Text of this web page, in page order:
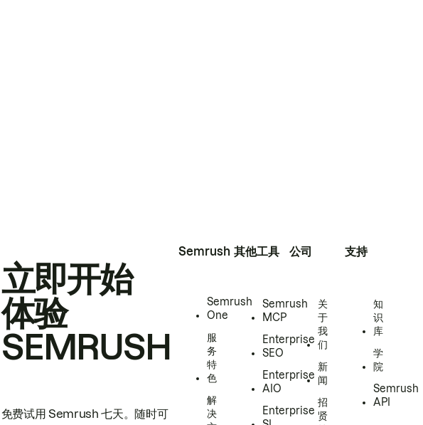
立即开始
体验
SEMRUSH
免费试用 Semrush 七天。随时可
Semrush
Semrush
One
服
务
特
色
解
决
其他工具
Semrush
MCP
Enterprise
SEO
Enterprise
AIO
Enterprise
公司
关
于
我
们
新
闻
招
贤
支持
知
识
库
学
院
Semrush
API